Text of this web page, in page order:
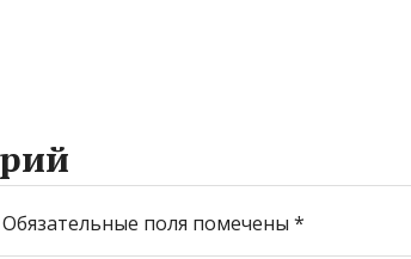
Обязательные поля помечены *